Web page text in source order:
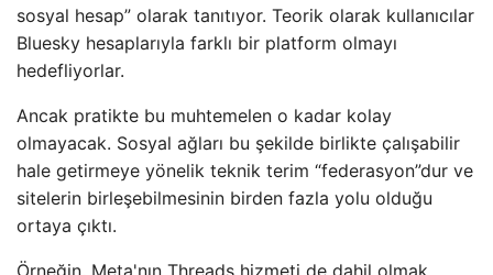
sosyal hesap” olarak tanıtıyor. Teorik olarak kullanıcılar
Bluesky hesaplarıyla farklı bir platform olmayı
hedefliyorlar.
Ancak pratikte bu muhtemelen o kadar kolay
olmayacak. Sosyal ağları bu şekilde birlikte çalışabilir
hale getirmeye yönelik teknik terim “federasyon”dur ve
sitelerin birleşebilmesinin birden fazla yolu olduğu
ortaya çıktı.
Örneğin, Meta'nın Threads hizmeti de dahil olmak